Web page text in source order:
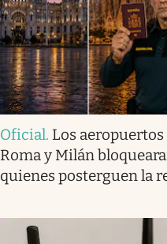
Oficial. Los
Roma y Milán
quienes posterguen la